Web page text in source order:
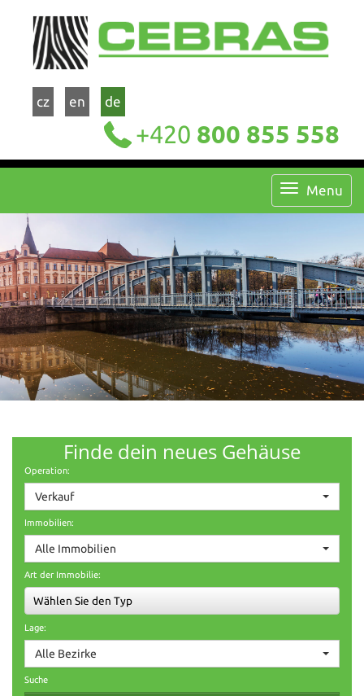
cz en de
+420 800 855 558
Menu
Finde dein neues Gehäuse
Operation:
Verkauf
Immobilien:
Alle Immobilien
Art der Immobilie:
Wählen Sie den Typ
Lage:
Alle Bezirke
Suche